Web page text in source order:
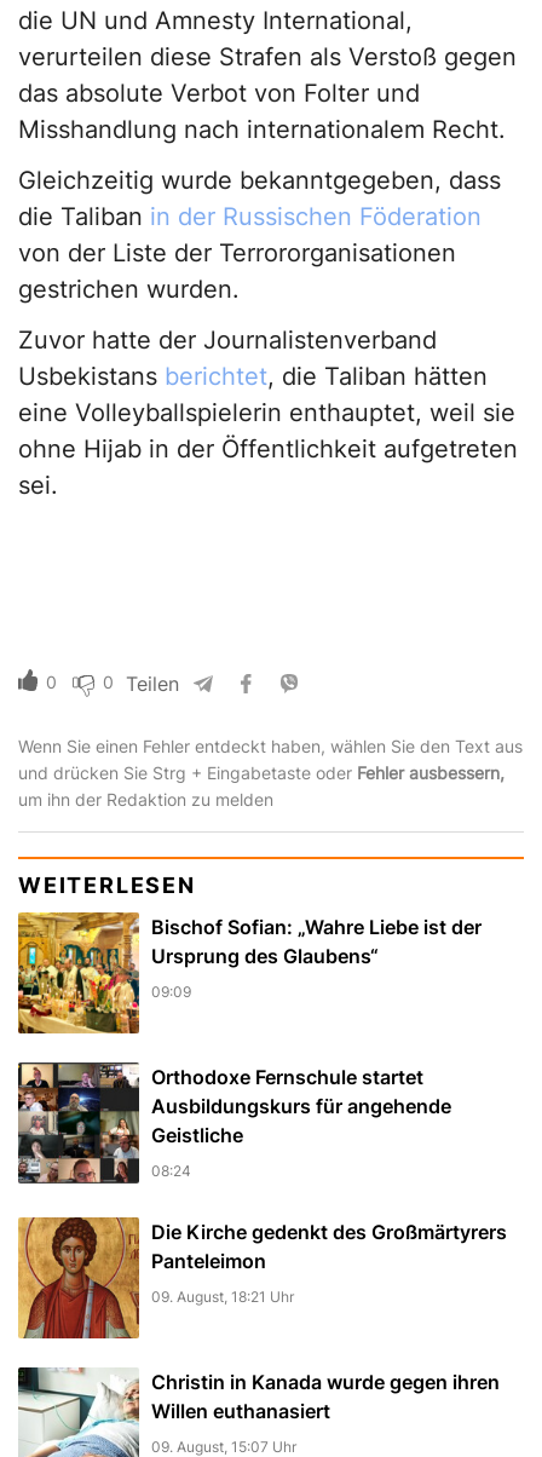
die UN und Amnesty International,
verurteilen diese Strafen als Verstoß gegen
das absolute Verbot von Folter und
Misshandlung nach internationalem Recht.
Gleichzeitig wurde bekanntgegeben, dass
die Taliban in der Russischen Föderation
von der Liste der Terrororganisationen
gestrichen wurden.
Zuvor hatte der Journalistenverband
Usbekistans berichtet, die Taliban hätten
eine Volleyballspielerin enthauptet, weil sie
ohne Hijab in der Öffentlichkeit aufgetreten
sei.
0 0 Teilen
Wenn Sie einen Fehler entdeckt haben, wählen Sie den Text aus
und drücken Sie Strg + Eingabetaste oder Fehler ausbessern,
um ihn der Redaktion zu melden
WEITERLESEN
Bischof Sofian: „Wahre Liebe ist der
Ursprung des Glaubens“
09:09
Orthodoxe Fernschule startet
Ausbildungskurs für angehende
Geistliche
08:24
Die Kirche gedenkt des Großmärtyrers
Panteleimon
09. August, 18:21 Uhr
Christin in Kanada wurde gegen ihren
Willen euthanasiert
09. August, 15:07 Uhr